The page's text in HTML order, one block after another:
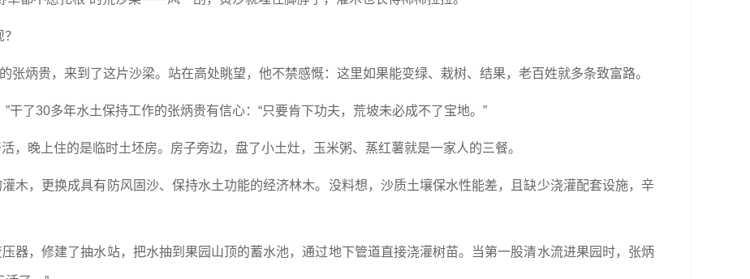
张炳贵，来到了这片沙梁。站在高处眺望，他不禁感慨：这里如果能变绿、栽树、结果，老百姓就多条致富路。
干了30多年水土保持工作的张炳贵有信心：“只要肯下功夫，荒坡未必成不了宝地。”
，晚上住的是临时土坯房。房子旁边，盘了小土灶，玉米粥、蒸红薯就是一家人的三餐。
木，更换成具有防风固沙、保持水土功能的经济林木。没料想，沙质土壤保水性能差，且缺少浇灌配套设施，辛
器，修建了抽水站，把水抽到果园山顶的蓄水池，通过地下管道直接浇灌树苗。当第一股清水流进果园时，张炳